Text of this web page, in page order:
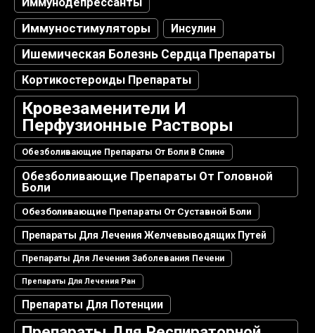
Иммунодепрессанты
Иммуностимуляторы Инсулин
Ишемическая Болезнь Сердца Препараты
Кортикостероиды Препараты
Кровезаменители И
Перфузионные Растворы
Обезболивающие Препараты От Боли В Спине
Обезболивающие Препараты От Головной
Боли
Обезболивающие Препараты От Суставной Боли
Препараты Для Лечения Желчевыводящих Путей
Препараты Для Лечения Заболевания Печени
Препараты Для Лечения Ран
Препараты Для Потенции